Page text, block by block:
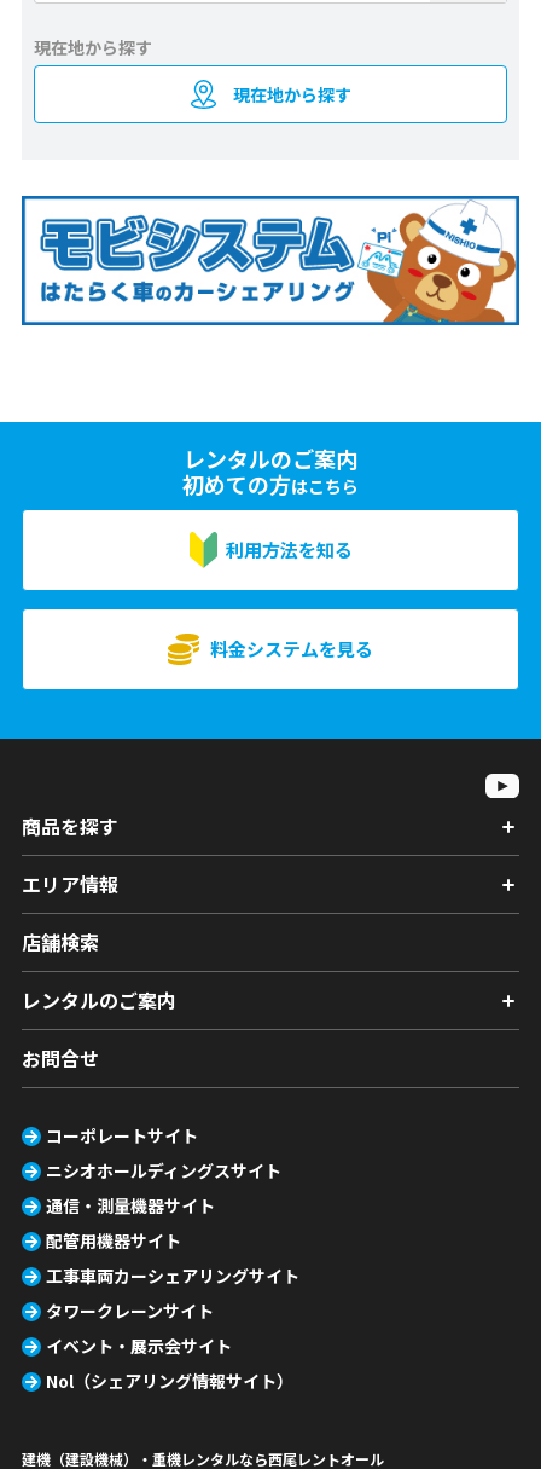
現在地から探す
現在地から探す
レンタルのご案内
初めての方はこちら
利用方法を知る
料金システムを見る
商品を探す
エリア情報
店舗検索
レンタルのご案内
お問合せ
コーポレートサイト
ニシオホールディングスサイト
通信・測量機器サイト
配管用機器サイト
工事車両カーシェアリングサイト
タワークレーンサイト
イベント・展示会サイト
Nol（シェアリング情報サイト）
建機（建設機械）・重機レンタルなら西尾レントオール